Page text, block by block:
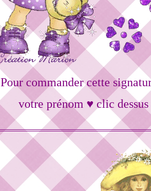
Pour commander cette
votre prénom ♥ clic dessus